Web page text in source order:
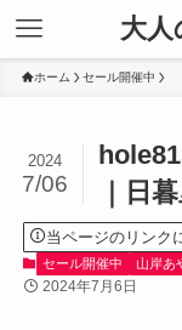
大人
ホーム セール開催中
｜日
2024
7/06
当ページのリンク
セール開催中 山岸あ
2024年7月6日